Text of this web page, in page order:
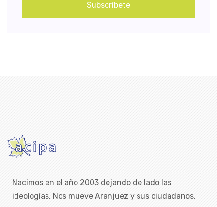
Subscríbete
Nacimos en el año 2003 dejando de lado las
ideologías. Nos mueve Aranjuez y sus ciudadanos,